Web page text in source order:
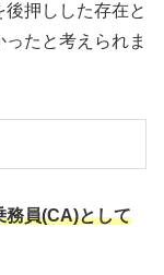
押しした存在と
たと考えられま
務員(CA)として